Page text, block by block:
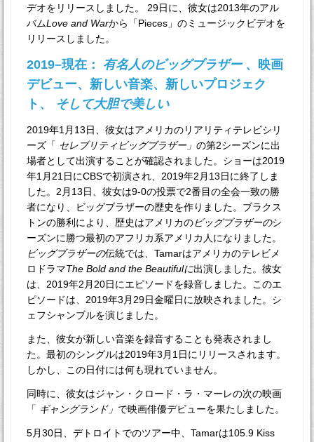
デオをリリースしました。 29日に、彼女は2013年のアル
バムLove and Warから「Pieces」のミュージックビデオを
リリースしました。
2019–現在： 有名人のビッグブラザー、映画
デビュー、新しい音楽、新しいプロジェク
ト、
そして大胆で美しい
2019年1月13日、彼女はアメリカのリアリティテレビシリ
ーズ「 セレブリティビッグブラザー」の第2シーズンに出
場者として出演することが確認されました。ショーは2019
年1月21日にCBSで初演され、2019年2月13日に終了しま
した。2月13日、彼女は9-0の投票で2番目の全会一致の勝
者になり、ビッグブラザーの歴史を作りました。ブラクス
トンの勝利により、歴史はアメリカのビッグブラザーのシ
ーズンに勝つ最初のアフリカ系アメリカ人になりました。
ビッグブラザーの伝統では、Tamarはアメリカのテレビメ
ロドラマThe Bold and the Beautifulに出演しました。彼女
は、2019年2月20日にエピソードを録音しました。このエ
ピソードは、2019年3月29日金曜日に放映されました。シ
ェフシャンブルを演じました。
また、彼女が新しい音楽を録音することも発表されまし
た。最初のシングルは2019年3月1日にリリースされます。
しかし、この日付には何も現れていません。
同時に、彼女はジャン・クロード・ラ・マーレの次の映画
「 ギャングランド」 で映画俳優デビューを果たしました。
5月30日、デトロイトでのツアー中、Tamarは105.9 Kiss